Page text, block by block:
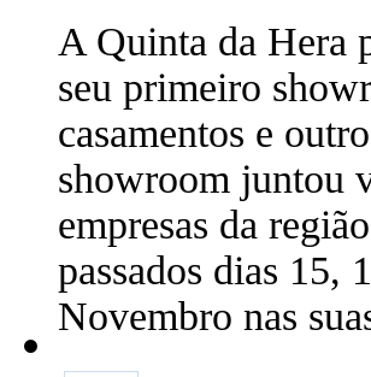
A Quinta da Hera
seu primeiro
casamentos e
showroom juntou
empresas da
passados dias 15,
Novembro nas